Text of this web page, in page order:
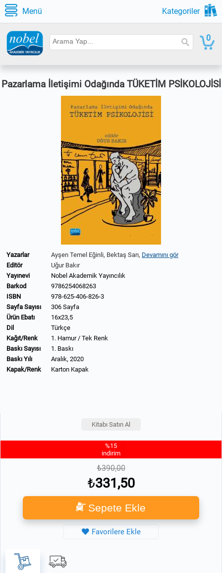
Menü Kategoriler
0
Pazarlama İletişimi Odağında TÜKETİM PSİKOLOJİSİ
Yazarlar Ayşen Temel Eğinli, Bektaş Sarı, Devamını gör
Editör
Uğur Bakır
Yayınevi
Nobel Akademik Yayıncılık
Barkod
9786254068263
ISBN
978-625-406-826-3
Sayfa Sayısı
306 Sayfa
Ürün Ebatı
16x23,5
Dil
Türkçe
Kağıt/Renk
1. Hamur / Tek Renk
Baskı Sayısı
1. Baskı
Baskı Yılı
Aralık, 2020
Kapak/Renk
Karton Kapak
Kitabı Satın Al
%15
indirim
390,00
331,50
Sepete Ekle
Favorilere Ekle